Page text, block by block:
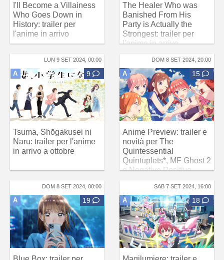
I'll Become a Villainess
Who Goes Down in
History: trailer per
l'anime in arrivo
The Healer Who was
Banished From His
Party is Actually the
Strongest: trailer per
l'anime in arrivo
LUN 9 SET 2024, 00:00
A 9
Tsuma, Shōgakusei ni
Naru: trailer per l'anime
in arrivo a ottobre
DOM 8 SET 2024, 20:00
A 15
Anime Preview: trailer e
novità per The
Quintessential
Quintuplets*, MF Ghost 2
e Negative Positive
DOM 8 SET 2024, 00:00
A 19
SAB 7 SET 2024, 16:00
A 18